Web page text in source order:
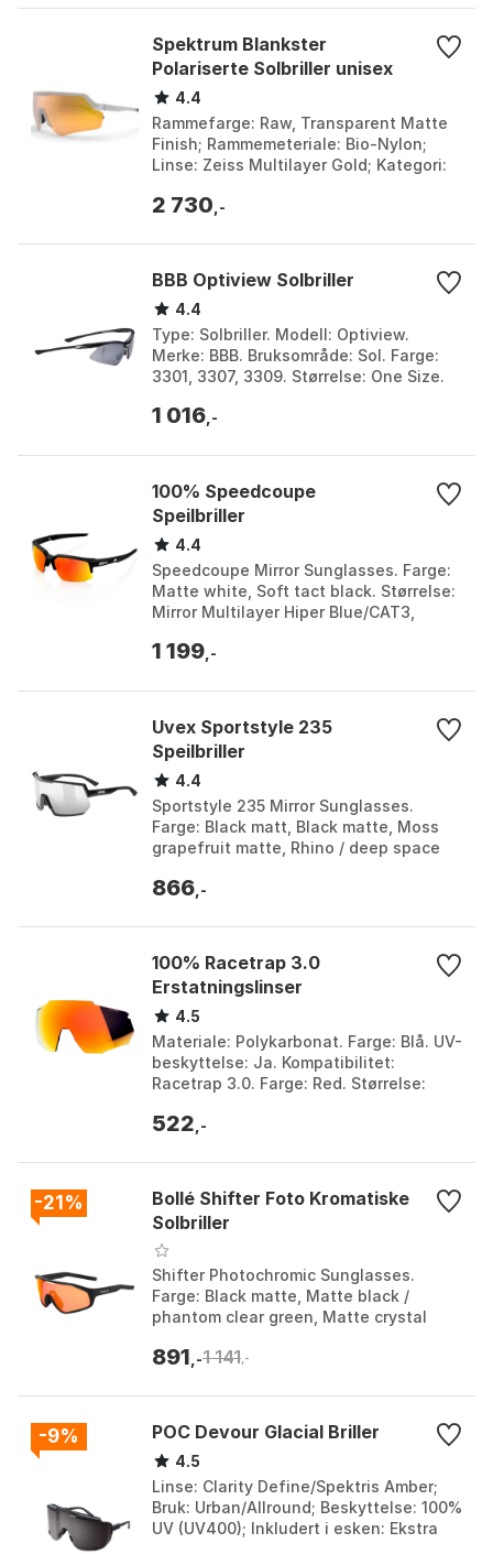
Spektrum Blankster
Polariserte Solbriller unisex
4.4
Rammefarge: Raw, Transparent Matte
Finish; Rammemeteriale: Bio-Nylon;
Linse: Zeiss Multilayer Gold; Kategori:
Nylon/CAT3.
2 730 ,-
BBB Optiview Solbriller
4.4
Type: Solbriller. Modell: Optiview.
Merke: BBB. Bruksområde: Sol. Farge:
3301, 3307, 3309. Størrelse: One Size.
1 016 ,-
100% Speedcoupe
Speilbriller
4.4
Speedcoupe Mirror Sunglasses. Farge:
Matte white, Soft tact black. Størrelse:
Mirror Multilayer Hiper Blue/CAT3,
1 199 ,-
Uvex Sportstyle 235
Speilbriller
4.4
Sportstyle 235 Mirror Sunglasses.
Farge: Black matt, Black matte, Moss
grapefruit matte, Rhino / deep space
matt. Størrelse...
866 ,-
100% Racetrap 3.0
Erstatningslinser
4.5
Materiale: Polykarbonat. Farge: Blå. UV-
beskyttelse: Ja. Kompatibilitet:
Racetrap 3.0. Farge: Red. Størrelse:
522 ,-
-21%
Bollé Shifter Foto Kromatiske
Solbriller
Shifter Photochromic Sunglasses.
Farge: Black matte, Matte black /
phantom clear green, Matte crystal
Phantom Clear Green/CAT...
891 ,-1 141 ,-
-9% POC Devour Glacial Briller
4.5
Linse: Clarity Define/Spektris Amber;
Bruk: Urban/Allround; Beskyttelse: 100%
UV (UV400); Inkludert i esken: Ekstra